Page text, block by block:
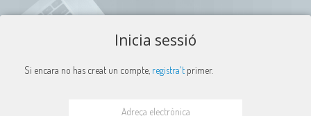
Inicia sessió
Si encara no has creat un compte, registra't primer.